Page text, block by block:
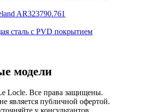
AR323790.761
сталь с PVD покрытием
модели
Locle. Все права защищены.
является публичной офертой.
у консультантов.